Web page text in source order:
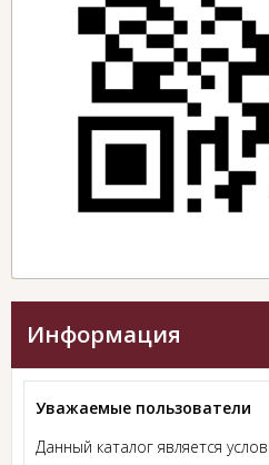
Информация
Уважаемые пользователи
Данный каталог является